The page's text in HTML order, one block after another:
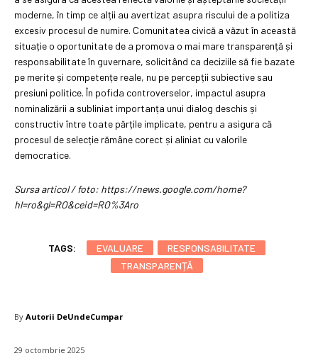
moderne, în timp ce alții au avertizat asupra riscului de a politiza
excesiv procesul de numire. Comunitatea civică a văzut în această
situație o oportunitate de a promova o mai mare transparență și
responsabilitate în guvernare, solicitând ca deciziile să fie bazate
pe merite și competențe reale, nu pe percepții subiective sau
presiuni politice. În pofida controverselor, impactul asupra
nominalizării a subliniat importanța unui dialog deschis și
constructiv între toate părțile implicate, pentru a asigura că
procesul de selecție rămâne corect și aliniat cu valorile
democratice.
Sursa articol / foto: https://news.google.com/home?
hl=ro&gl=RO&ceid=RO%3Aro
TAGS: EVALUARE
RESPONSABILITATE
TRANSPARENȚĂ
By Autorii DeUndeCumpar
29 octombrie 2025